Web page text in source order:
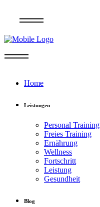
Home
Leistungen
Personal Training
Freies Training
Ernährung
Wellness
Fortschritt
Leistung
Gesundheit
Blog